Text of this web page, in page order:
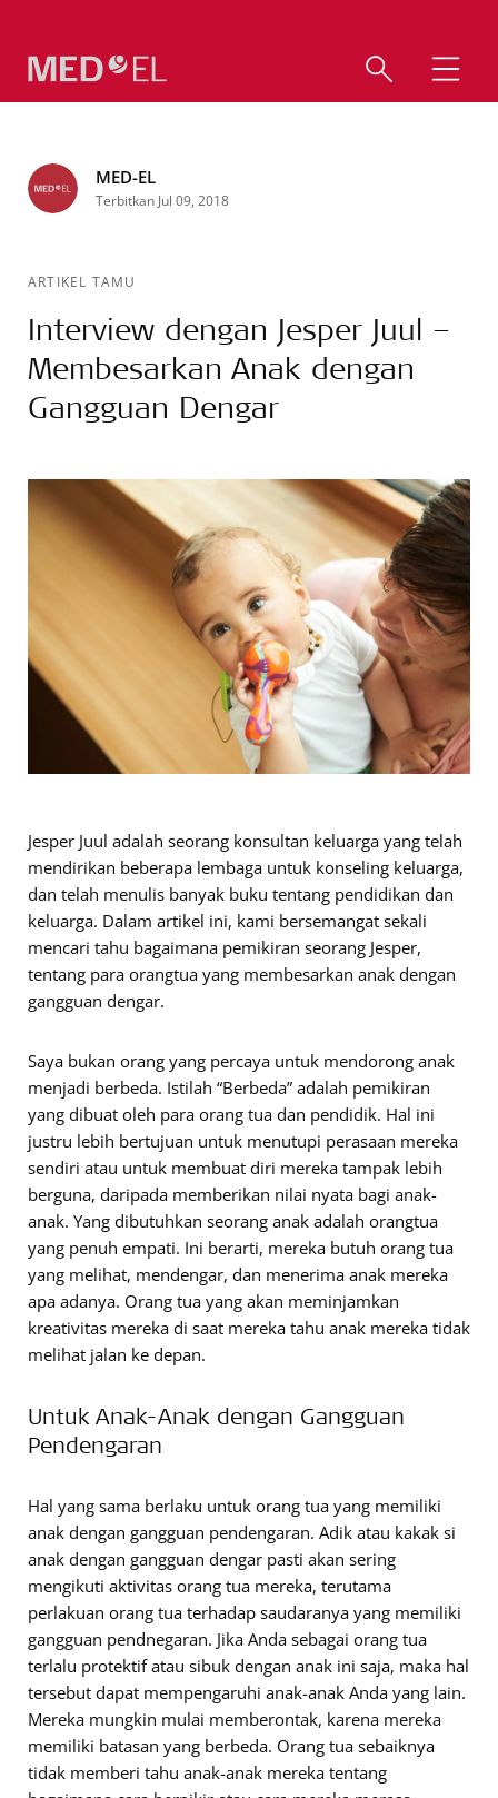
MED-EL
Terbitkan Jul 09, 2018
ARTIKEL TAMU
Interview dengan Jesper Juul –
Membesarkan Anak dengan
Gangguan Dengar
Jesper Juul adalah seorang konsultan keluarga yang telah
mendirikan beberapa lembaga untuk konseling keluarga,
dan telah menulis banyak buku tentang pendidikan dan
keluarga. Dalam artikel ini, kami bersemangat sekali
mencari tahu bagaimana pemikiran seorang Jesper,
tentang para orangtua yang membesarkan anak dengan
gangguan dengar.
Saya bukan orang yang percaya untuk mendorong anak
menjadi berbeda. Istilah “Berbeda” adalah pemikiran
yang dibuat oleh para orang tua dan pendidik. Hal ini
justru lebih bertujuan untuk menutupi perasaan mereka
sendiri atau untuk membuat diri mereka tampak lebih
berguna, daripada memberikan nilai nyata bagi anak-
anak. Yang dibutuhkan seorang anak adalah orangtua
yang penuh empati. Ini berarti, mereka butuh orang tua
yang melihat, mendengar, dan menerima anak mereka
apa adanya. Orang tua yang akan meminjamkan
kreativitas mereka di saat mereka tahu anak mereka tidak
melihat jalan ke depan.
Untuk Anak-Anak dengan Gangguan
Pendengaran
Hal yang sama berlaku untuk orang tua yang memiliki
anak dengan gangguan pendengaran. Adik atau kakak si
anak dengan gangguan dengar pasti akan sering
mengikuti aktivitas orang tua mereka, terutama
perlakuan orang tua terhadap saudaranya yang memiliki
gangguan pendnegaran. Jika Anda sebagai orang tua
terlalu protektif atau sibuk dengan anak ini saja, maka hal
tersebut dapat mempengaruhi anak-anak Anda yang lain.
Mereka mungkin mulai memberontak, karena mereka
memiliki batasan yang berbeda. Orang tua sebaiknya
tidak memberi tahu anak-anak mereka tentang